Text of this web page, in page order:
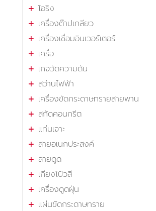
โอริง
เครื่องต๊าปเกลียว
เครื่องเชื่อมอินเวอร์เตอร์
เครื่อ
เกจวัดความดัน
สว่านไฟฟ้า
เครื่องขัดกระดาษทรายสายพาน
สกัดคอนกรีต
แท่นเจาะ
สายอเนกประสงค์
สายดูด
เกียงโป้วสี
เครื่องดูดฝุ่น
แผ่นขัดกระดาษทราย